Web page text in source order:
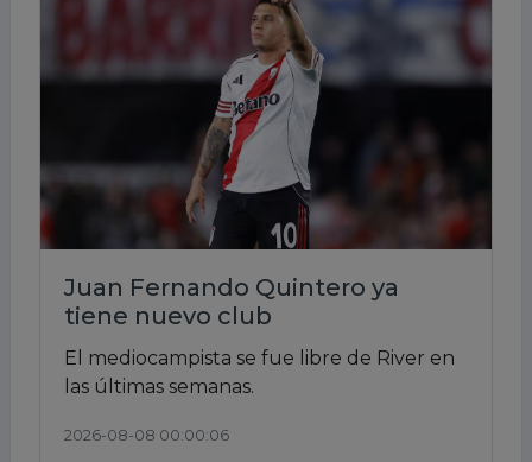
Juan Fernando Quintero ya
tiene nuevo club
El mediocampista se fue libre de River en
las últimas semanas.
2026-08-08 00:00:06